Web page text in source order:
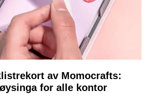
av Momocrafts:
for alle kontor